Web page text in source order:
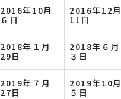
2016年10月
６日
2016年12月
11日
2018年１月
29日
2018年６月
３日
2019年７月
27日
2019年10月
５日